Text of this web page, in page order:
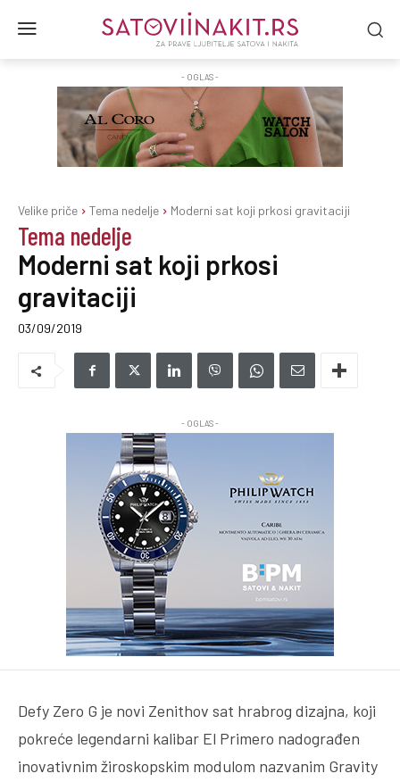
- OGLAS -
Velike priče Tema nedelje Moderni sat koji prkosi gravitaciji
Tema nedelje
Moderni sat koji prkosi
gravitaciji
03/09/2019
- OGLAS -
Defy Zero G je novi Zenithov sat hrabrog dizajna, koji
pokreće legendarni kalibar El Primero nadograđen
inovativnim žiroskopskim modulom nazvanim Gravity